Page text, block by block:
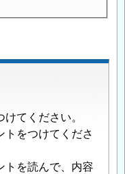
てください。
トをつけてくださ
トを読んで、内容